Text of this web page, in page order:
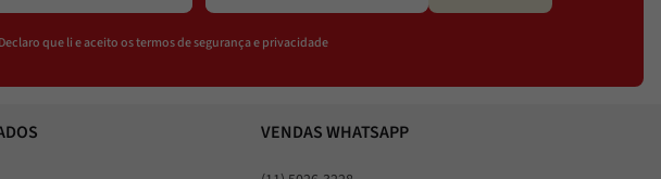
Declaro que li e aceito os termos de segurança e privacidade
VENDAS WHATSAPP